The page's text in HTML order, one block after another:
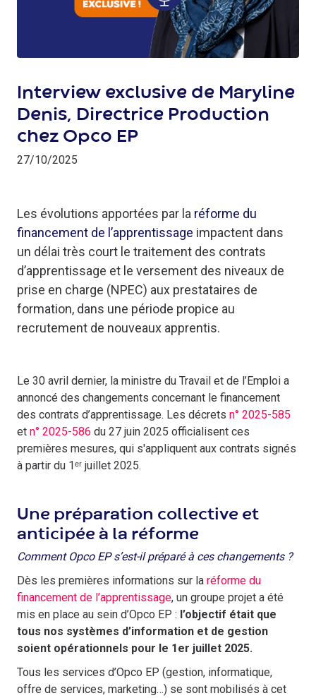
Interview exclusive de Maryline
Denis, Directrice Production
chez Opco EP
27/10/2025
Les évolutions apportées par la réforme du
financement de l’apprentissage impactent dans
un délai très court le traitement des contrats
d’apprentissage et le versement des niveaux de
prise en charge (NPEC) aux prestataires de
formation, dans une période propice au
recrutement de nouveaux apprentis.
Le 30 avril dernier, la ministre du Travail et de l’Emploi a
annoncé des changements concernant le financement
des contrats d’apprentissage. Les décrets n° 2025-585
et n° 2025-586 du 27 juin 2025 officialisent ces
premières mesures, qui s'appliquent aux contrats signés
à partir du 1ᵉʳ juillet 2025.
Une préparation collective et
anticipée à la réforme
Comment Opco EP s’est-il préparé à ces changements ?
Dès les premières informations sur la réforme du
financement de l’apprentissage, un groupe projet a été
mis en place au sein d’Opco EP : l’objectif était que
tous nos systèmes d’information et de gestion
soient opérationnels pour le 1er juillet 2025.
Tous les services d’Opco EP (gestion, informatique,
offre de services, marketing…) se sont mobilisés à cet